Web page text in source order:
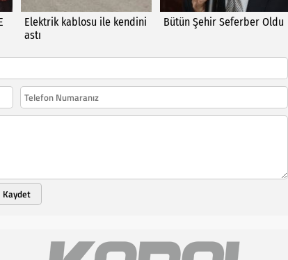
Elektrik kablosu ile kendini
astı
Bütün Şehir Seferber Oldu
Kaydet